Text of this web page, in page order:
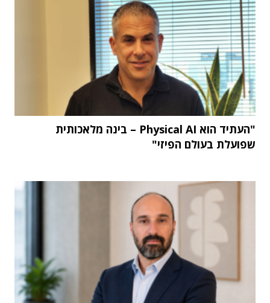
"העתיד הוא Physical AI – בינה מלאכותית
שפועלת בעולם הפיזי"